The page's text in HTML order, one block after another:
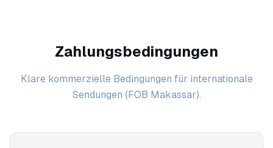
Zahlungsbedingungen
Klare kommerzielle Bedingungen für internationale
Sendungen (FOB Makassar).